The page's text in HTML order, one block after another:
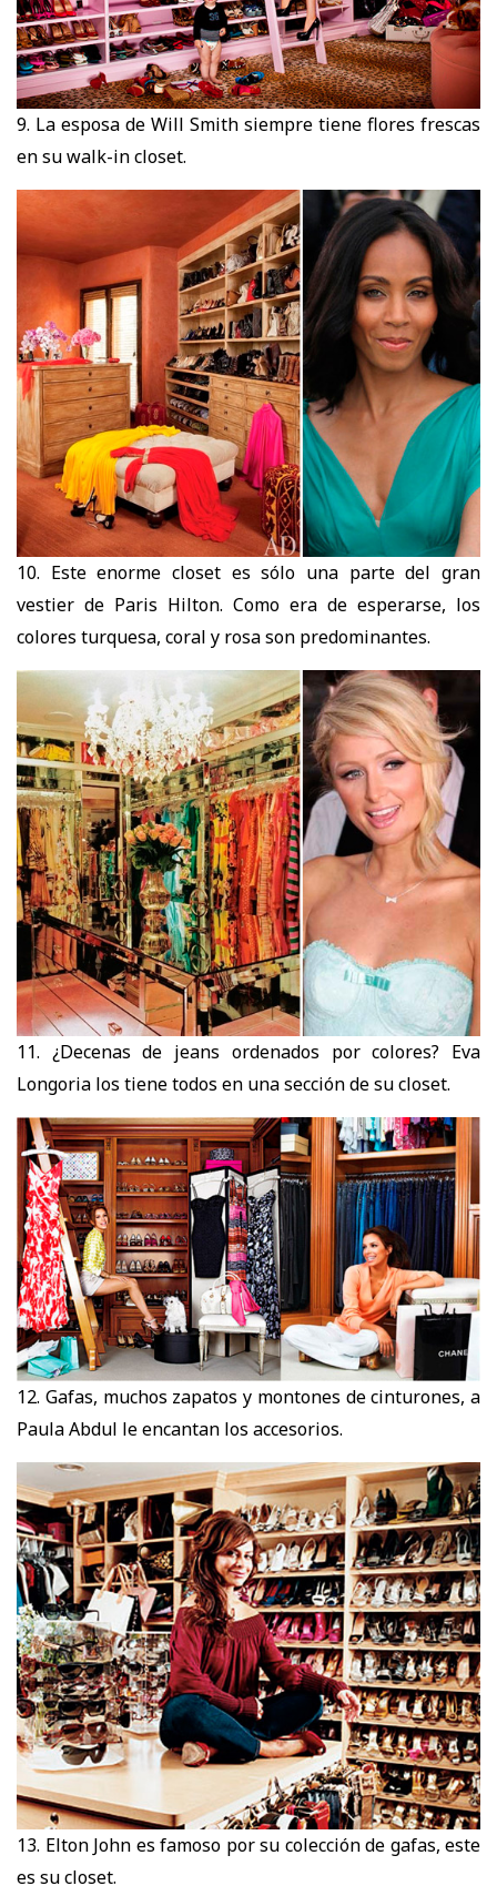
9. La esposa de Will Smith siempre tiene flores frescas
en su walk-in closet.
10. Este enorme closet es sólo una parte del gran
vestier de Paris Hilton. Como era de esperarse, los
colores turquesa, coral y rosa son predominantes.
11. ¿Decenas de jeans ordenados por colores? Eva
Longoria los tiene todos en una sección de su closet.
12. Gafas, muchos zapatos y montones de cinturones, a
Paula Abdul le encantan los accesorios.
13. Elton John es famoso por su colección de gafas, este
es su closet.